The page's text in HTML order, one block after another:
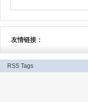
友情链接：
RSS Tags